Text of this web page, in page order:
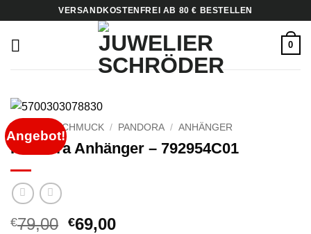
springen
VERSANDKOSTENFREI AB 80 € BESTELLEN
0
Angebot!
SCHMUCK / PANDORA / ANHÄNGER
Pandora Anhänger – 792954C01
€79,00 Ursprünglicher
€69,00Aktueller